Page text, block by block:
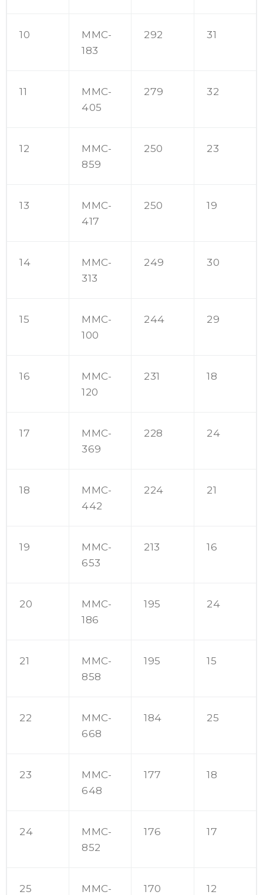
10
MMC-
183
292 31
11
MMC-
405
279 32
12
MMC-
859
250 23
13
MMC-
417
250 19
14
MMC-
313
249 30
15
MMC-
100
244 29
16
MMC-
120
231 18
17
MMC-
369
228 24
18
MMC-
442
224 21
19
MMC-
653
213 16
20
MMC-
186
195 24
21
MMC-
858
195 15
22
MMC-
668
184 25
23
MMC-
648
177 18
24
MMC-
852
176 17
25
MMC-
170 12